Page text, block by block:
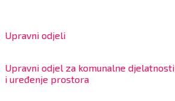
Upravni odjeli
Upravni odjel za komunalne djelatnosti
i uređenje prostora